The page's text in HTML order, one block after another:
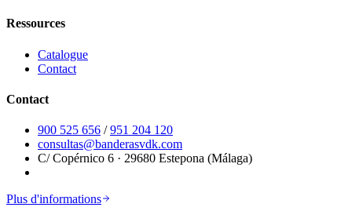
Ressources
Catalogue
Contact
Contact
900 525 656 / 951 204 120
consultas@banderasvdk.com
C/ Copérnico 6 · 29680 Estepona (Málaga)
Plus d'informations